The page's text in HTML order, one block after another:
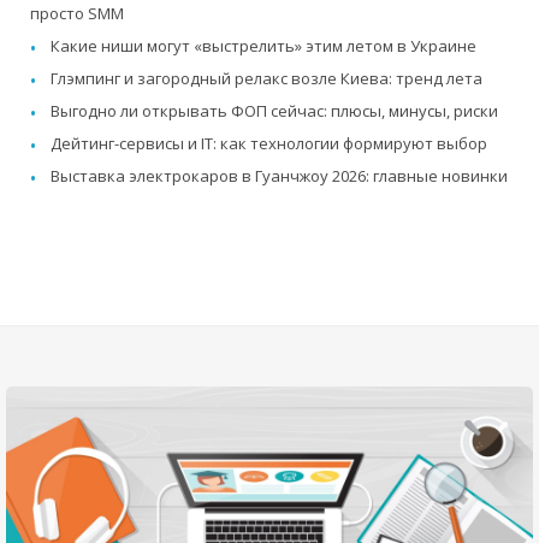
просто SMM
Какие ниши могут «выстрелить» этим летом в Украине
Глэмпинг и загородный релакс возле Киева: тренд лета
Выгодно ли открывать ФОП сейчас: плюсы, минусы, риски
Дейтинг-сервисы и IT: как технологии формируют выбор
Выставка электрокаров в Гуанчжоу 2026: главные новинки